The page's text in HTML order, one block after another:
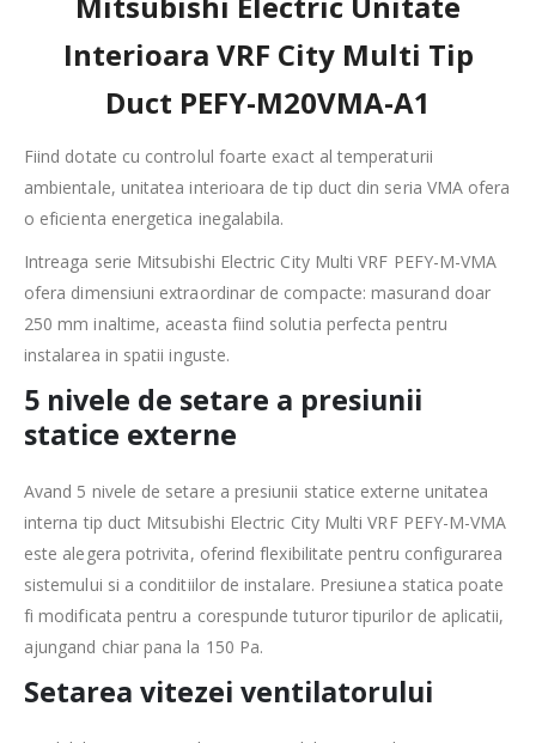
Interioara VRF City Multi Tip
Duct PEFY-M20VMA-A1
Fiind dotate cu controlul foarte exact al temperaturii
ambientale, unitatea interioara de tip duct din seria VMA ofera
o eficienta energetica inegalabila.
Intreaga serie Mitsubishi Electric City Multi VRF PEFY-M-VMA
ofera dimensiuni extraordinar de compacte: masurand doar
250 mm inaltime, aceasta fiind solutia perfecta pentru
instalarea in spatii inguste.
5 nivele de setare a presiunii
statice externe
Avand 5 nivele de setare a presiunii statice externe unitatea
interna tip duct Mitsubishi Electric City Multi VRF PEFY-M-VMA
este alegera potrivita, oferind flexibilitate pentru configurarea
sistemului si a conditiilor de instalare. Presiunea statica poate
fi modificata pentru a corespunde tuturor tipurilor de aplicatii,
ajungand chiar pana la 150 Pa.
Setarea vitezei ventilatorului